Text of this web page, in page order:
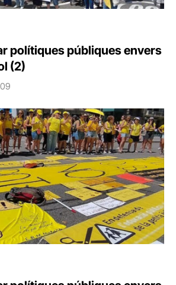
polítiques públiques envers
(2)